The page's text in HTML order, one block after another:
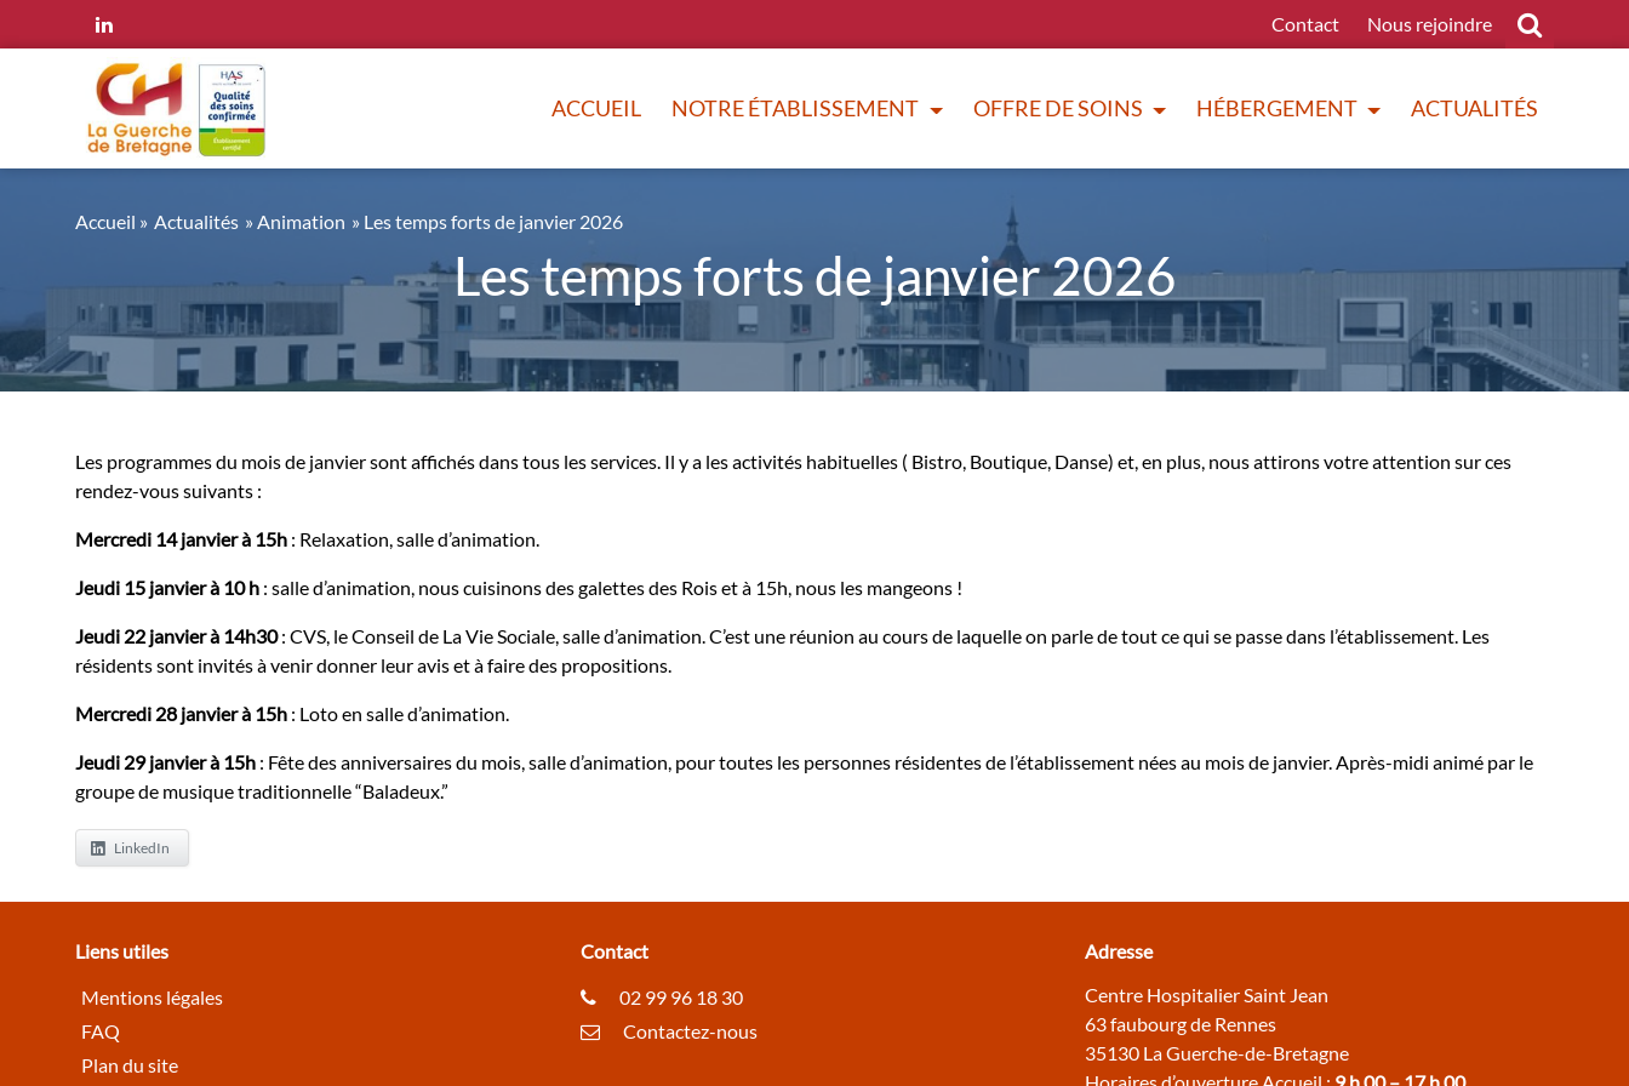
Contact Nous rejoindre
ACCUEIL NOTRE ÉTABLISSEMENT OFFRE DE SOINS HÉBERGEMENT ACTUALITÉS
Les temps forts de janvier 2026
Accueil » Actualités » Animation » Les temps forts de janvier 2026
Les programmes du mois de janvier sont affichés dans tous les services. Il y a les activités habituelles ( Bistro, Boutique, Danse) et, en plus, nous attirons votre attention sur ces
rendez-vous suivants :
Mercredi 14 janvier à 15h : Relaxation, salle d’animation.
Jeudi 15 janvier à 10 h : salle d’animation, nous cuisinons des galettes des Rois et à 15h, nous les mangeons !
Jeudi 22 janvier à 14h30: CVS, le Conseil de La Vie Sociale, salle d’animation. C’est une réunion au cours de laquelle on parle de tout ce qui se passe dans l’établissement. Les
résidents sont invités à venir donner leur avis et à faire des propositions.
Mercredi 28 janvier à 15h : Loto en salle d’animation.
Jeudi 29 janvier à 15h : Fête des anniversaires du mois, salle d’animation, pour toutes les personnes résidentes de l’établissement nées au mois de janvier. Après-midi animé par le
groupe de musique traditionnelle “Baladeux.”
LinkedIn
Liens utiles
Mentions légales
FAQ
Plan du site
Contact
02 99 96 18 30
Contactez-nous
Adresse
Centre Hospitalier Saint Jean
63 faubourg de Rennes
35130 La Guerche-de-Bretagne
Horaires d’ouverture Accueil : 9 h 00 – 17 h 00.
Panneau de gestion des cookies